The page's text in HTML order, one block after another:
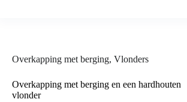
Overkapping met berging,Vlonders
Overkapping met berging en een hardhouten
vlonder